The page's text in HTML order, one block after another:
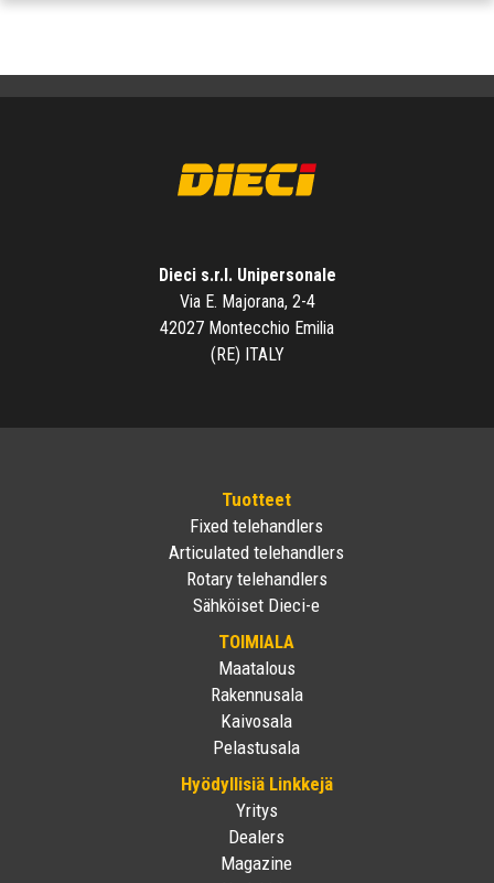
Dieci s.r.l. Unipersonale
Via E. Majorana, 2-4
42027 Montecchio Emilia
(RE) ITALY
Tuotteet
Fixed telehandlers
Articulated telehandlers
Rotary telehandlers
Sähköiset Dieci-e
TOIMIALA
Maatalous
Rakennusala
Kaivosala
Pelastusala
Hyödyllisiä Linkkejä
Yritys
Dealers
Magazine